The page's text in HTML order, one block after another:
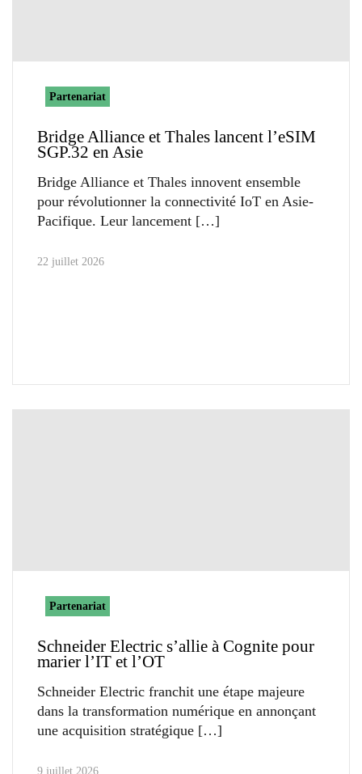
Partenariat
Bridge Alliance et Thales lancent l’eSIM
SGP.32 en Asie
Bridge Alliance et Thales innovent ensemble
pour révolutionner la connectivité IoT en Asie-
Pacifique. Leur lancement
22 juillet 2026
Partenariat
Schneider Electric s’allie à Cognite pour
marier l’IT et l’OT
Schneider Electric franchit une étape majeure
dans la transformation numérique en annonçant
une acquisition stratégique
9 juillet 2026